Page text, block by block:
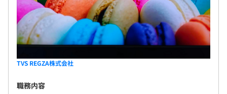
TVS REGZA株式会社​
職務内容